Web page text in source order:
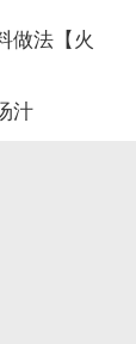
做法【火
汁